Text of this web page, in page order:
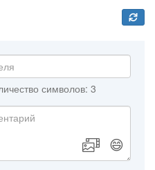
символов: 3
😄